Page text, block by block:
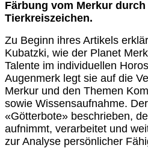
Färbung vom Merkur
Tierkreiszeichen.
Zu Beginn ihres Artikels
Kubatzki, wie der Planet
Talente im individuellen
Augenmerk legt sie auf die
Merkur und den Themen
sowie Wissensaufnahme.
«Götterbote» beschrieben,
aufnimmt, verarbeitet und
zur Analyse persönlicher